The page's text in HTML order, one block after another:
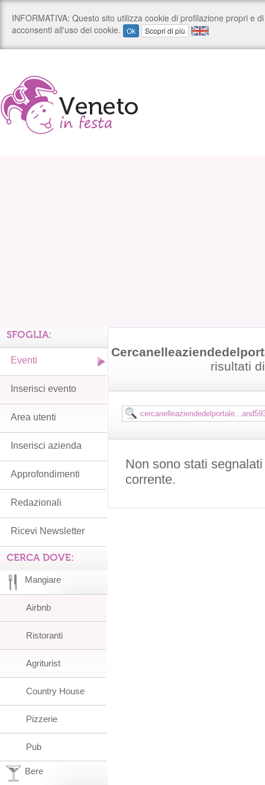
risultati
Non sono stati
corrente.
SFOGLIA:
Eventi
Inserisci evento
Area utenti
Inserisci azienda
Approfondimenti
Redazionali
Ricevi Newsletter
CERCA DOVE:
Mangiare
Airbnb
Ristoranti
Agriturist
Country House
Pizzerie
Pub
Bere